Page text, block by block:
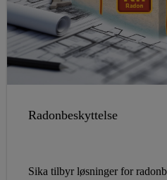
Radonbeskyttelse
Sika tilbyr løsninger for